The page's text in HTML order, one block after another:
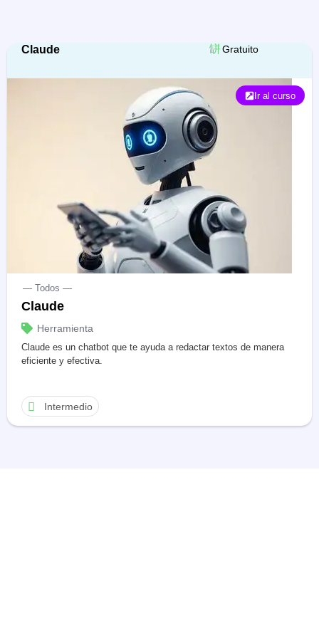
Claude Gratuito
Ir al curso
— Todos —
Claude
Herramienta
Claude es un chatbot que te ayuda a redactar textos de manera
eficiente y efectiva.
Intermedio